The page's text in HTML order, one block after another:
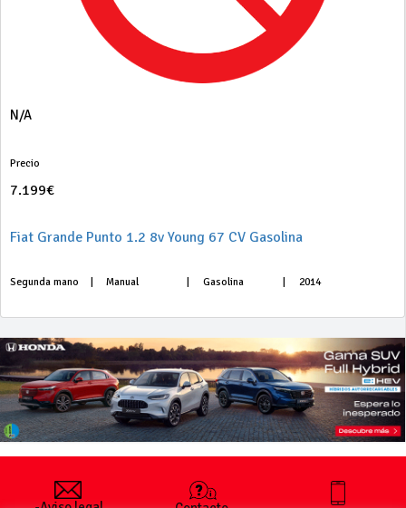
N/A
Precio
7.199€
Fiat Grande Punto 1.2 8v Young 67 CV Gasolina
Segunda mano Manual Gasolina 2014